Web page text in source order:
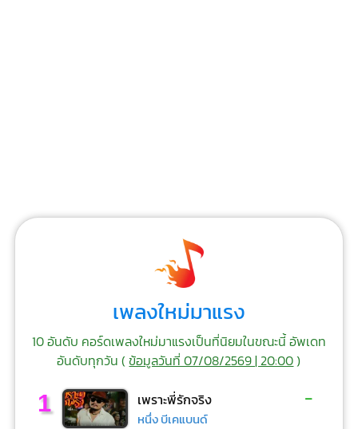
เพลงใหม่มาแรง
10 อันดับ คอร์ดเพลงใหม่มาแรงเป็นที่นิยมในขณะนี้ อัพเดท
อันดับทุกวัน (ข้อมูลวันที่ 07/08/2569 | 20:00)
1 เพราะพี่รักจริง
หนึ่ง บีเคแบนด์
-